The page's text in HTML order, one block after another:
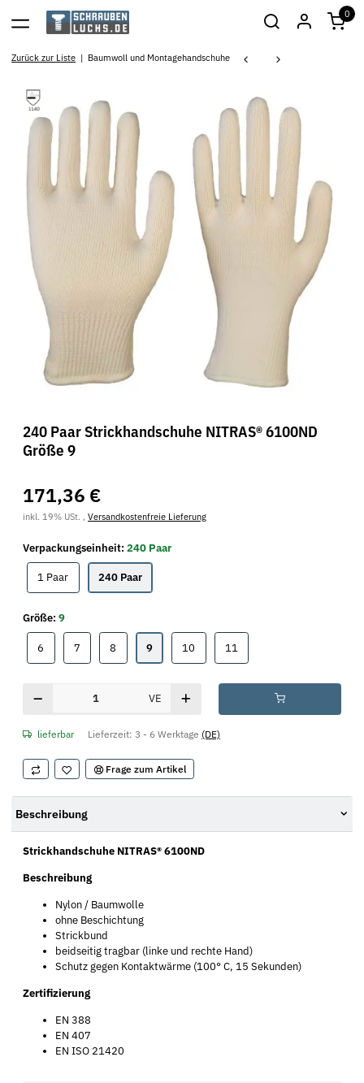
0
Zurück zur Liste Baumwoll und Montagehandschuhe
240 Paar Strickhandschuhe NITRAS® 6100ND
Größe 9
171,36 €
inkl. 19% USt. , Versandkostenfreie Lieferung
Verpackungseinheit: 240 Paar
1 Paar1 Paar240 Paar240 Paar
Größe: 9
6 77 8 99 10 11
VE
lieferbar Lieferzeit: 3 - 6 Werktage (DE)
Frage zum Artikel
Beschreibung
Strickhandschuhe NITRAS® 6100ND
Beschreibung
Nylon / Baumwolle
ohne Beschichtung
Strickbund
beidseitig tragbar (linke und rechte Hand)
Schutz gegen Kontaktwärme (100° C, 15 Sekunden)
Zertifizierung
EN 388
EN 407
EN ISO 21420